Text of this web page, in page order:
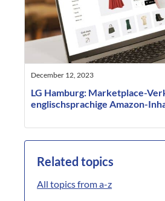
December 12, 2023
LG Hamburg: Marketplace-
englischsprachige Amazon-
Related topics
All topics from a-z